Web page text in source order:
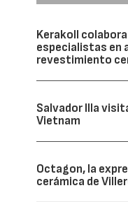
Kerakoll
especialistas en
revestimiento
Salvador Illa
Vietnam
Octagon, la
cerámica de